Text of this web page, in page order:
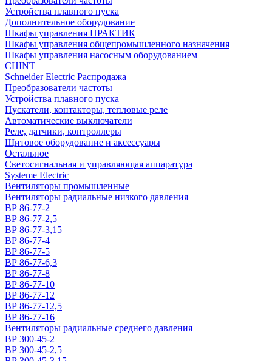
Устройства плавного пуска
Дополнительное оборудование
Шкафы управления ПРАКТИК
Шкафы управления общепромышленного назначения
Шкафы управления насосным оборудованием
CHINT
Schneider Electric Распродажа
Преобразователи частоты
Устройства плавного пуска
Пускатели, контакторы, тепловые реле
Автоматические выключатели
Реле, датчики, контроллеры
Щитовое оборудование и аксессуары
Остальное
Светосигнальная и управляющая аппаратура
Systeme Electric
Вентиляторы промышленные
Вентиляторы радиальные низкого давления
ВР 86-77-2
ВР 86-77-2,5
ВР 86-77-3,15
ВР 86-77-4
ВР 86-77-5
ВР 86-77-6,3
ВР 86-77-8
ВР 86-77-10
ВР 86-77-12
ВР 86-77-12,5
ВР 86-77-16
Вентиляторы радиальные среднего давления
ВР 300-45-2
ВР 300-45-2,5